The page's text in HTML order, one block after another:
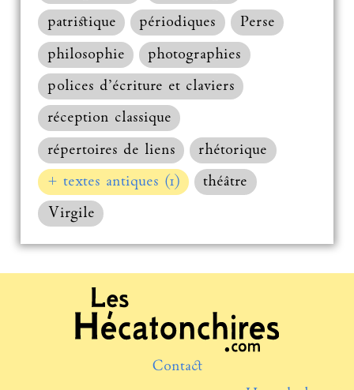
patristique
périodiques
Perse
philosophie
photographies
polices d’écriture et claviers
réception classique
répertoires de liens
rhétorique
+ textes antiques (1)
théâtre
Virgile
Contact